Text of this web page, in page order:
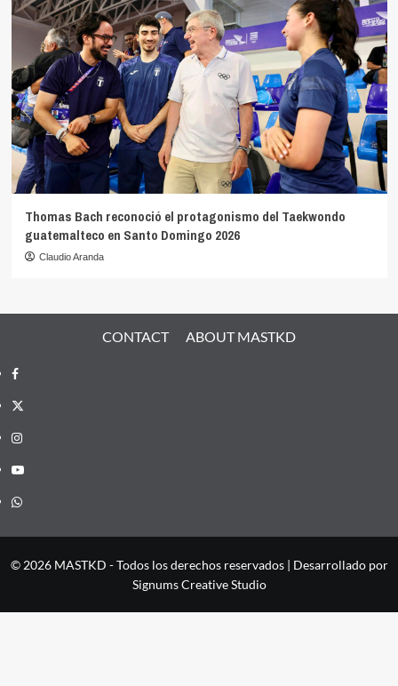
Thomas Bach reconoció el protagonismo del Taekwondo
guatemalteco en Santo Domingo 2026
Claudio Aranda
CONTACT ABOUT MASTKD
Facebook
X
Instagram
YouTube
Whatsapp